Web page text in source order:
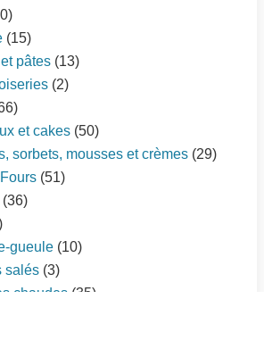
(15)
pâtes (13)
(2)
et cakes (50)
sorbets, mousses et crèmes (29)
(51)
(36)
gueule (10)
salés (3)
chaudes (35)